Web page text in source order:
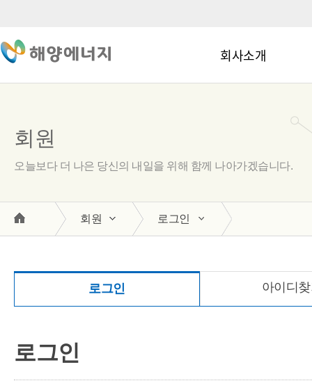
회사소개
회원
오늘보다 더 나은 당신의 내일을 위해 함께 나아가겠습니다.
회원 로그인
로그인 아이디
로그인